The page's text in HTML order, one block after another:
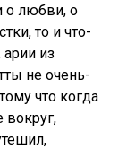
о любви, о
то и что-
из
не очень-
что когда
вокруг,